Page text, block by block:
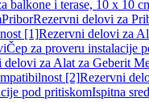
balkone i terase, 10 x 10
PriborRezervni delovi za
[1]Rezervni delovi za
Čep za proveru instalacije
delovi za Alat za Geberit
[2]Rezervni
pod pritiskomIspitna